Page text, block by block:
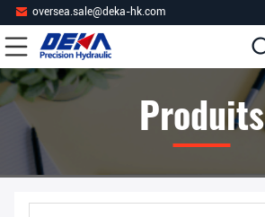
oversea.sale@deka-hk.com
Produits